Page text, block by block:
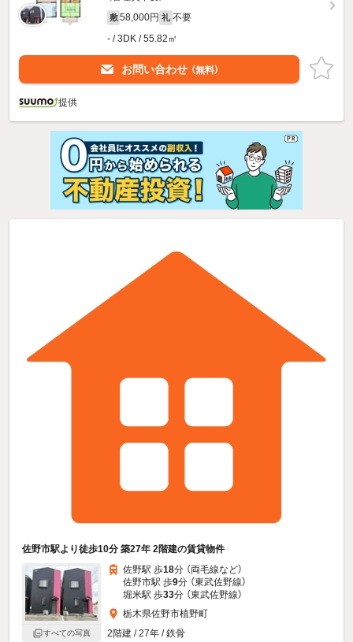
敷 58,000円 礼 不要
- / 3DK / 55.82㎡
お問い合わせ （無料）
提供
佐野市駅より徒歩10分 築27年 2階建の賃貸物件
すべての写真
佐野駅 歩18分 （両毛線など）
佐野市駅 歩9分 （東武佐野線）
堀米駅 歩33分 （東武佐野線）
栃木県佐野市植野町
2階建 / 27年 / 鉄骨